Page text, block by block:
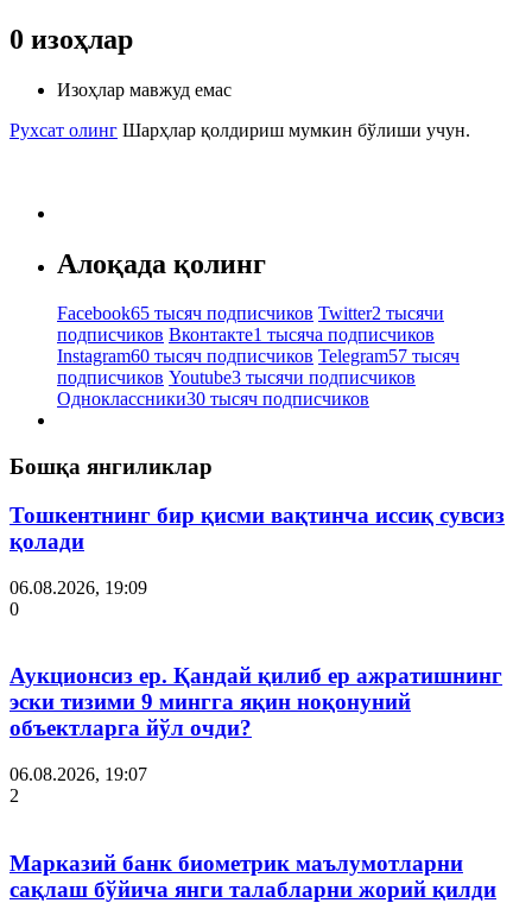
0 изоҳлар
Изоҳлар мавжуд емас
Рухсат олинг Шарҳлар қолдириш мумкин бўлиши учун.
Алоқада қолинг
Facebook65 тысяч подписчиков Twitter2 тысячи
подписчиков Вконтакте1 тысяча подписчиков
Instagram60 тысяч подписчиков Telegram57 тысяч
подписчиков Youtube3 тысячи подписчиков
Одноклассники30 тысяч подписчиков
Бошқа янгиликлар
Тошкентнинг бир қисми вақтинча иссиқ сувсиз
қолади
06.08.2026, 19:09
0
Аукционсиз ер. Қандай қилиб ер ажратишнинг
эски тизими 9 мингга яқин ноқонуний
объектларга йўл очди?
06.08.2026, 19:07
2
Марказий банк биометрик маълумотларни
сақлаш бўйича янги талабларни жорий қилди